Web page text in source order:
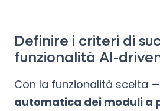
Definire i criteri di
funzionalità AI-
Con la funzionalità scelta —
automatica dei moduli a